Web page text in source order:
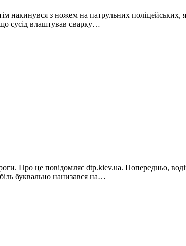
накинувся з ножем на патрульних
сусід влаштував сварку…
Про це повідомляє dtp.kiev.ua. Попередньо,
буквально нанизався на…